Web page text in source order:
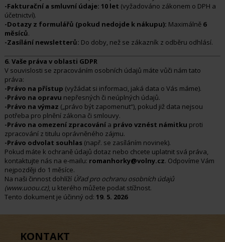
-Fakturační a smluvní údaje: 10 let (vyžadováno zákonem o DPH a
účetnictví).
-Dotazy z formulářů (pokud nedojde k nákupu): Maximálně 6
měsíců.
-Zasílání newsletterů: Do doby, než se zákazník z odběru odhlásí.
6. Vaše práva v oblasti GDPR
V souvislosti se zpracováním osobních údajů máte vůči nám tato
práva:
-Právo na přístup (vyžádat si informaci, jaká data o Vás máme).
-Právo na opravu nepřesných či neúplných údajů.
-Právo na výmaz („právo být zapomenut“), pokud již data nejsou
potřeba pro plnění zákona či smlouvy.
-Právo na omezení zpracovánía právo vznést námitku proti
zpracování z titulu oprávněného zájmu.
-Právo odvolat souhlas(např. se zasíláním novinek).
Pokud máte k ochraně údajů dotaz nebo chcete uplatnit svá práva,
kontaktujte nás na e-mailu: romanhorky@volny.cz. Odpovíme Vám
nejpozději do 1 měsíce.
Na naši činnost dohlíží Úřad pro ochranu osobních údajů
(www.uoou.cz), u kterého můžete podat stížnost.
Tento dokument je účinný od: 19. 5. 2026
KONTAKT